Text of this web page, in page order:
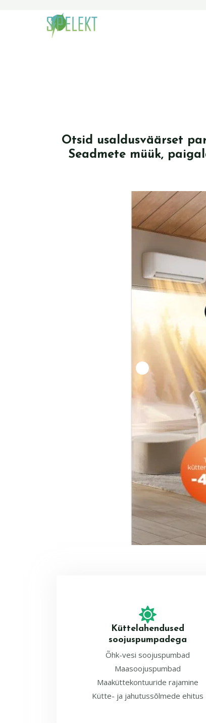
Otsid usaldusväärset
Seadmete müük,
Küttelahendused
soojuspumpadega
Õhk-vesi soojuspumbad
Maasoojuspumbad
Maaküttekontuuride rajamine
Kütte- ja jahutussõlmede ehitus